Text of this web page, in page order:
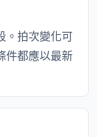
。拍次變化可
件都應以最新